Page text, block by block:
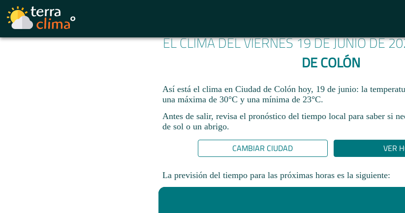
EL CLIMA DEL VIERNES 19 DE JUNIO DE
DE COLÓN
Así está el clima en Ciudad de Colón hoy, 19 de junio: la
una máxima de 30°C y una mínima de 23°C.
Antes de salir, revisa el pronóstico del tiempo local para saber si
de sol o un abrigo.
CAMBIAR CIUDAD VER
La previsión del tiempo para las próximas horas es la siguiente: